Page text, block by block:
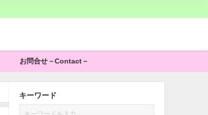
お問合せ－Contact－
キーワード